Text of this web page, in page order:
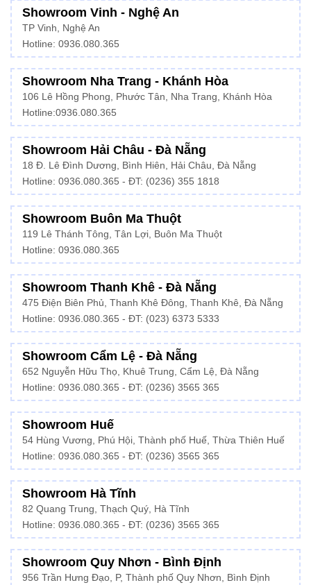
Showroom Vinh - Nghệ An
TP Vinh, Nghệ An
Hotline: 0936.080.365
Showroom Nha Trang - Khánh Hòa
106 Lê Hồng Phong, Phước Tân, Nha Trang, Khánh Hòa
Hotline:0936.080.365
Showroom Hải Châu - Đà Nẵng
18 Đ. Lê Đình Dương, Bình Hiên, Hải Châu, Đà Nẵng
Hotline: 0936.080.365 - ĐT: (0236) 355 1818
Showroom Buôn Ma Thuột
119 Lê Thánh Tông, Tân Lợi, Buôn Ma Thuột
Hotline: 0936.080.365
Showroom Thanh Khê - Đà Nẵng
475 Điện Biên Phủ, Thanh Khê Đông, Thanh Khê, Đà Nẵng
Hotline: 0936.080.365 - ĐT: (023) 6373 5333
Showroom Cẩm Lệ - Đà Nẵng
652 Nguyễn Hữu Thọ, Khuê Trung, Cẩm Lệ, Đà Nẵng
Hotline: 0936.080.365 - ĐT: (0236) 3565 365
Showroom Huế
54 Hùng Vương, Phú Hội, Thành phố Huế, Thừa Thiên Huế
Hotline: 0936.080.365 - ĐT: (0236) 3565 365
Showroom Hà Tĩnh
82 Quang Trung, Thạch Quý, Hà Tĩnh
Hotline: 0936.080.365 - ĐT: (0236) 3565 365
Showroom Quy Nhơn - Bình Định
956 Trần Hưng Đạo, P, Thành phố Quy Nhơn, Bình Định